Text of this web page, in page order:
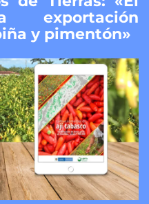
y pimentón»